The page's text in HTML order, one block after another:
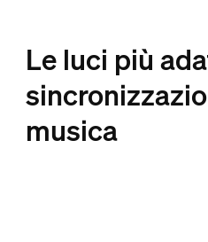
Le luci più
musica